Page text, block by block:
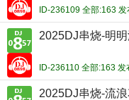
ID-236109 全部:163
2025DJ串烧-明
ID-236110 全部:163
2025DJ串烧-流